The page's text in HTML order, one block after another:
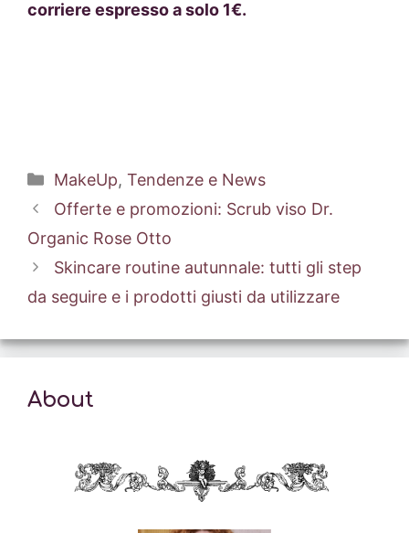
corriere espresso a solo 1€.
Categorie
MakeUp, Tendenze e News
Offerte e promozioni: Scrub viso Dr.
Organic Rose Otto
Skincare routine autunnale: tutti gli step
da seguire e i prodotti giusti da utilizzare
About